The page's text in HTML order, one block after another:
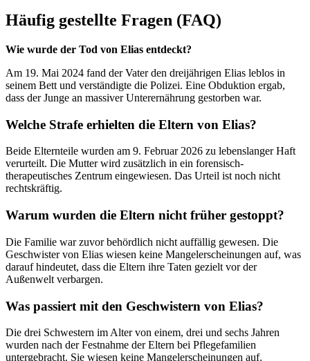
Häufig gestellte Fragen (FAQ)
Wie wurde der Tod von Elias entdeckt?
Am 19. Mai 2024 fand der Vater den dreijährigen Elias leblos in
seinem Bett und verständigte die Polizei. Eine Obduktion ergab,
dass der Junge an massiver Unterernährung gestorben war.
Welche Strafe erhielten die Eltern von Elias?
Beide Elternteile wurden am 9. Februar 2026 zu lebenslanger Haft
verurteilt. Die Mutter wird zusätzlich in ein forensisch-
therapeutisches Zentrum eingewiesen. Das Urteil ist noch nicht
rechtskräftig.
Warum wurden die Eltern nicht früher gestoppt?
Die Familie war zuvor behördlich nicht auffällig gewesen. Die
Geschwister von Elias wiesen keine Mangelerscheinungen auf, was
darauf hindeutet, dass die Eltern ihre Taten gezielt vor der
Außenwelt verbargen.
Was passiert mit den Geschwistern von Elias?
Die drei Schwestern im Alter von einem, drei und sechs Jahren
wurden nach der Festnahme der Eltern bei Pflegefamilien
untergebracht. Sie wiesen keine Mangelerscheinungen auf.